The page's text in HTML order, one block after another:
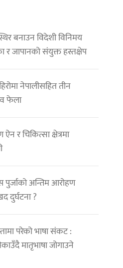
बनाउन विदेशी विनिमय
र जापानको संयुक्त हस्तक्षेप
नेपालीसहित तीन
फेला
र चिकित्सा क्षेत्रमा
पुर्जाको अन्तिम आरोहण
दुर्घटना ?
परेको भाषा संकट :
मातृभाषा जोगाउने